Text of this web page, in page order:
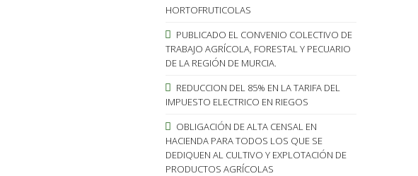
HORTOFRUTICOLAS
PUBLICADO EL CONVENIO COLECTIVO DE
TRABAJO AGRÍCOLA, FORESTAL Y PECUARIO
DE LA REGIÓN DE MURCIA.
REDUCCION DEL 85% EN LA TARIFA DEL
IMPUESTO ELECTRICO EN RIEGOS
OBLIGACIÓN DE ALTA CENSAL EN
HACIENDA PARA TODOS LOS QUE SE
DEDIQUEN AL CULTIVO Y EXPLOTACIÓN DE
PRODUCTOS AGRÍCOLAS